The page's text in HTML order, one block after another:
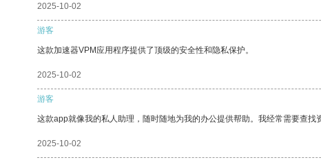
2025-10-02
游客
这款加速器VPM应用程序提供了顶级的安全性和隐私保护。
2025-10-02
游客
这款app就像我的私人助理，随时随地为我的办公提供帮助。我经常需要查找
2025-10-02